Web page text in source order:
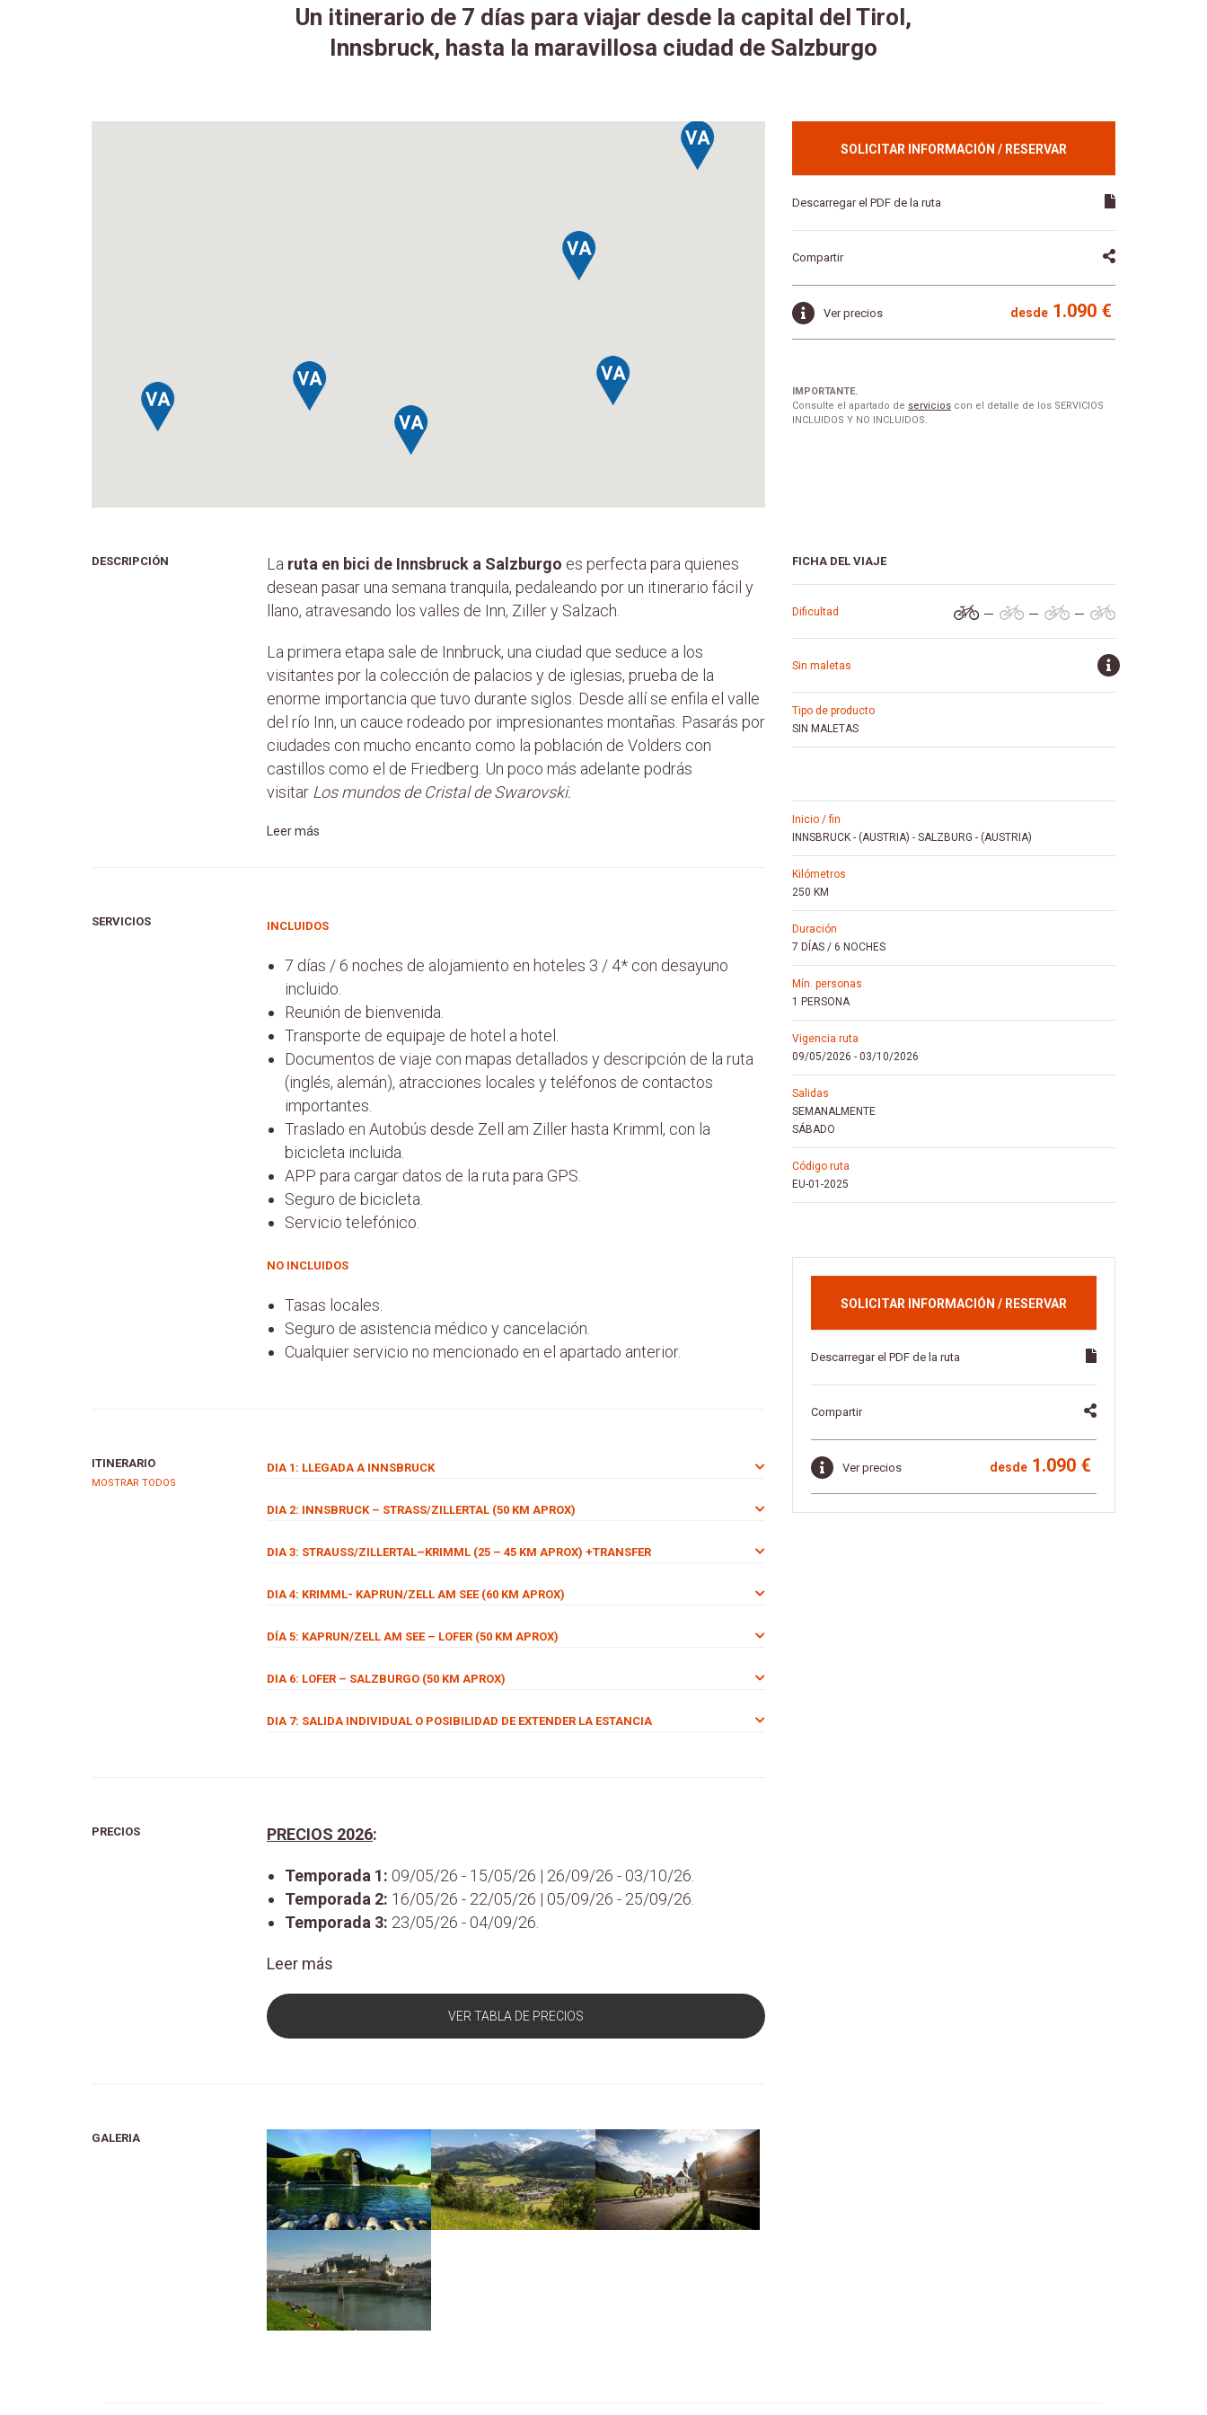
Un itinerario de 7 días para viajar desde la capital del Tirol,
Innsbruck, hasta la maravillosa ciudad de Salzburgo
SOLICITAR INFORMACIÓN / RESERVAR
Descarregar el PDF de la ruta
Compartir
Ver precios desde 1.090 €
IMPORTANTE.
Consulte el apartado de servicios con el detalle de los SERVICIOS
INCLUIDOS Y NO INCLUIDOS.
DESCRIPCIÓN La ruta en bici de Innsbruck a Salzburgo es perfecta para quienes
desean pasar una semana tranquila, pedaleando por un itinerario fácil y
llano, atravesando los valles de Inn, Ziller y Salzach.
La primera etapa sale de Innbruck, una ciudad que seduce a los
visitantes por la colección de palacios y de iglesias, prueba de la
enorme importancia que tuvo durante siglos. Desde allí se enfila el valle
del río Inn, un cauce rodeado por impresionantes montañas. Pasarás por
ciudades con mucho encanto como la población de Volders con
castillos como el de Friedberg. Un poco más adelante podrás
visitar Los mundos de Cristal de Swarovski.
Leer más
SERVICIOS INCLUIDOS
7 días / 6 noches de alojamiento en hoteles 3 / 4* con desayuno
incluido.
Reunión de bienvenida.
Transporte de equipaje de hotel a hotel.
Documentos de viaje con mapas detallados y descripción de la ruta
(inglés, alemán), atracciones locales y teléfonos de contactos
importantes.
Traslado en Autobús desde Zell am Ziller hasta Krimml, con la
bicicleta incluida.
APP para cargar datos de la ruta para GPS.
Seguro de bicicleta.
Servicio telefónico.
NO INCLUIDOS
Tasas locales.
Seguro de asistencia médico y cancelación.
Cualquier servicio no mencionado en el apartado anterior.
ITINERARIO
MOSTRAR TODOS
DIA 1: LLEGADA A INNSBRUCK
DIA 2: INNSBRUCK – STRASS/ZILLERTAL (50 KM APROX)
DIA 3: STRAUSS/ZILLERTAL–KRIMML (25 – 45 KM APROX) +TRANSFER
DIA 4: KRIMML- KAPRUN/ZELL AM SEE (60 KM APROX)
DÍA 5: KAPRUN/ZELL AM SEE – LOFER (50 KM APROX)
DIA 6: LOFER – SALZBURGO (50 KM APROX)
DIA 7: SALIDA INDIVIDUAL O POSIBILIDAD DE EXTENDER LA ESTANCIA
PRECIOS PRECIOS 2026:
Temporada 1: 09/05/26 - 15/05/26 | 26/09/26 - 03/10/26.
Temporada 2: 16/05/26 - 22/05/26 | 05/09/26 - 25/09/26.
Temporada 3: 23/05/26 - 04/09/26.
Leer más
VER TABLA DE PRECIOS
GALERIA
FICHA DEL VIAJE
dificultad
sin maletas
tipo de producto
SIN MALETAS
inicio / fin
INNSBRUCK - (AUSTRIA) - SALZBURG - (AUSTRIA)
kilómetros
250 KM
duración
7 DÍAS / 6 NOCHES
mín. personas
1 PERSONA
vigencia ruta
09/05/2026 - 03/10/2026
salidas
SEMANALMENTE
SÁBADO
código ruta
EU-01-2025
SOLICITAR INFORMACIÓN / RESERVAR
Descarregar el PDF de la ruta
Compartir
Ver precios desde 1.090 €